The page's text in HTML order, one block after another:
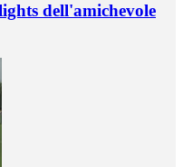
dell'amichevole